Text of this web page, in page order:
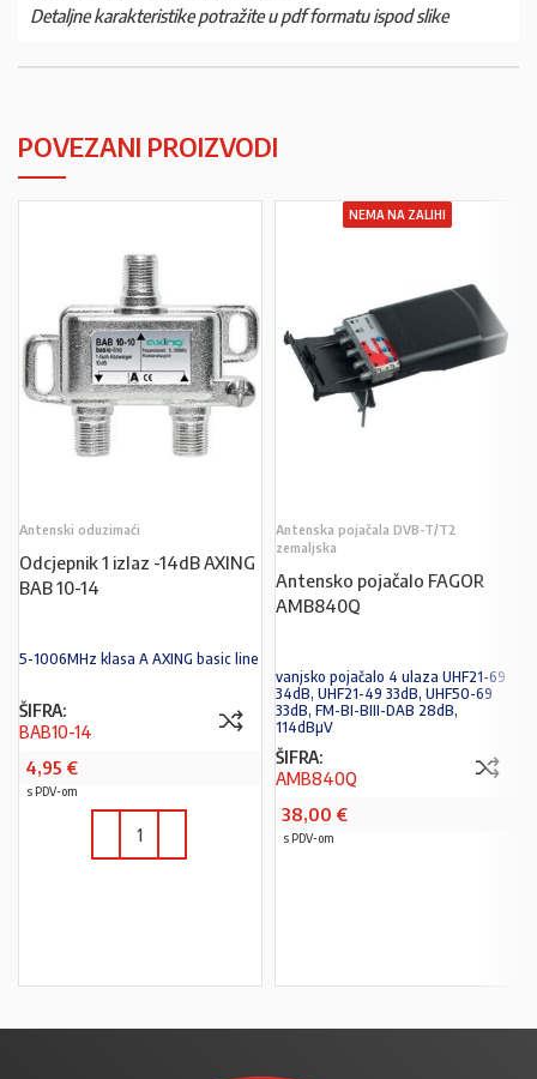
Detaljne karakteristike potražite u pdf formatu ispod slike
POVEZANI PROIZVODI
Antenski oduzimaći
Odcjepnik 1 izlaz -14dB AXING
BAB 10-14
5-1006MHz klasa A AXING basic line
ŠIFRA:
BAB10-14
4,95 €
s PDV-om
NEMA NA ZALIHI
Antenska pojačala DVB-T/T2
zemaljska
Antensko pojačalo FAGOR
AMB840Q
vanjsko pojačalo 4 ulaza UHF21-69
34dB, UHF21-49 33dB, UHF50-69
33dB, FM-BI-BIII-DAB 28dB,
114dBµV
ŠIFRA:
AMB840Q
38,00 €
s PDV-om